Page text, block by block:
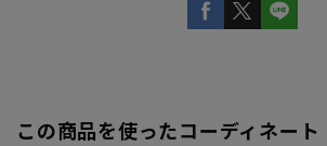
この商品を使ったコーディネート